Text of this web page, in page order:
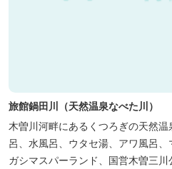
旅館鍋田川（天然温泉なべた川）
木曽川河畔にあるくつろぎの天然
呂、水風呂、ウタセ湯、アワ風呂
ガシマスパーランド、国営木曽三